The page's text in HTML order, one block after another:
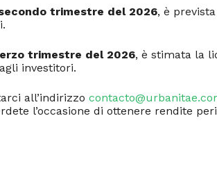
trimestre del 2026, è
trimestre del 2026, è stimata la
investitori.
all’indirizzo
l’occasione di ottenere rendite